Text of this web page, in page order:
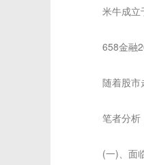
米牛成立于
658金融
随着股市走
笔者分析
(一)、面临